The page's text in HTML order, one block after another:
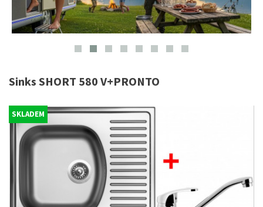
Sinks SHORT 580 V+PRONTO
SKLADEM